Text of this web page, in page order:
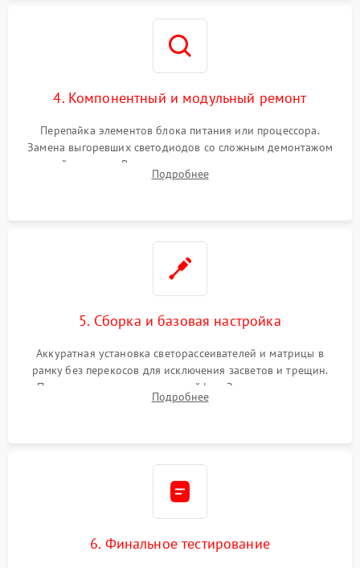
4. Компонентный и модульный ремонт
Перепайка элементов блока питания или процессора.
Замена выгоревших светодиодов со сложным демонтажом
хрупкой матрицы. Восстановление поврежденных дорожек,
прошивка микросхем памяти EEPROM
Подробнее
5. Сборка и базовая настройка
Аккуратная установка светорассеивателей и матрицы в
рамку без перекосов для исключения засветов и трещин.
Подключение внутренних шлейфов. Закрытие корпуса.
Сброс настроек и обновление программного обеспечения.
Подробнее
6. Финальное тестирование